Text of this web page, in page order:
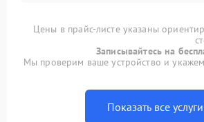
Цены в прайс-листе указаны
Записывайтесь на
Мы проверим ваше устройство и
Показать все услуги